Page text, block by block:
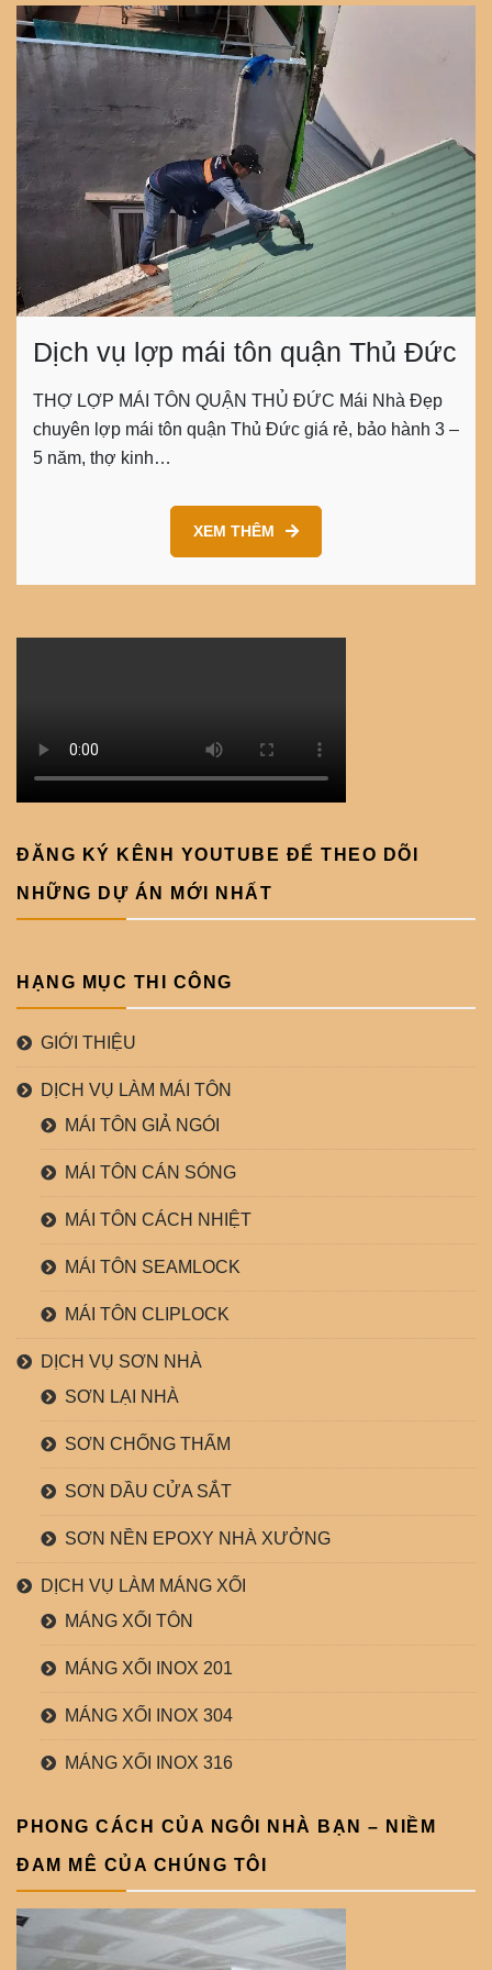
Dịch vụ lợp mái tôn quận Thủ Đức
THỢ LỢP MÁI TÔN QUẬN THỦ ĐỨC Mái Nhà Đẹp
chuyên lợp mái tôn quận Thủ Đức giá rẻ, bảo hành 3 –
5 năm, thợ kinh…
XEM THÊM
ĐĂNG KÝ KÊNH YOUTUBE ĐỂ THEO DÕI
NHỮNG DỰ ÁN MỚI NHẤT
HẠNG MỤC THI CÔNG
GIỚI THIỆU
DỊCH VỤ LÀM MÁI TÔN
MÁI TÔN GIẢ NGÓI
MÁI TÔN CÁN SÓNG
MÁI TÔN CÁCH NHIỆT
MÁI TÔN SEAMLOCK
MÁI TÔN CLIPLOCK
DỊCH VỤ SƠN NHÀ
SƠN LẠI NHÀ
SƠN CHỐNG THẤM
SƠN DẦU CỬA SẮT
SƠN NỀN EPOXY NHÀ XƯỞNG
DỊCH VỤ LÀM MÁNG XỐI
MÁNG XỐI TÔN
MÁNG XỐI INOX 201
MÁNG XỐI INOX 304
MÁNG XỐI INOX 316
PHONG CÁCH CỦA NGÔI NHÀ BẠN – NIỀM
ĐAM MÊ CỦA CHÚNG TÔI